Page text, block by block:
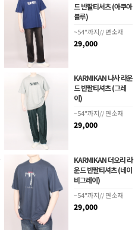
드 반팔티셔츠 (아쿠아
블루)
~54"까지// 면소재
29,000
KARMIKAN 나사 라운
드 반팔티셔츠 (그레
이)
~54"까지// 면소재
29,000
KARMIKAN 더오리 라
운드 반팔티셔츠 (네이
비그레이)
~54"까지// 면소재
29,000